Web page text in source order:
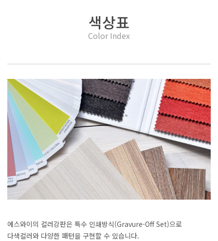
색상표
Color Index
에스와이의 컬러강판은 특수 인쇄방식(Gravure-Off Set)으로
다색컬러와 다양한 패턴을 구현할 수 있습니다.